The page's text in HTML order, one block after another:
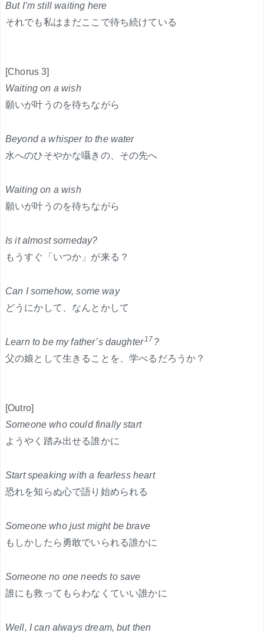
But I’m still waiting here
それでも私はまだここで待ち続けている
[Chorus 3]
Waiting on a wish
願いが叶うのを待ちながら
Beyond a whisper to the water
水へのひそやかな囁きの、その先へ
Waiting on a wish
願いが叶うのを待ちながら
Is it almost someday?
もうすぐ「いつか」が来る？
Can I somehow, some way
どうにかして、なんとかして
Learn to be my father’s daughter17 ?
父の娘として生きることを、学べるだろうか？
[Outro]
Someone who could finally start
ようやく踏み出せる誰かに
Start speaking with a fearless heart
恐れを知らぬ心で語り始められる
Someone who just might be brave
もしかしたら勇敢でいられる誰かに
Someone no one needs to save
誰にも救ってもらわなくていい誰かに
Well, I can always dream, but then